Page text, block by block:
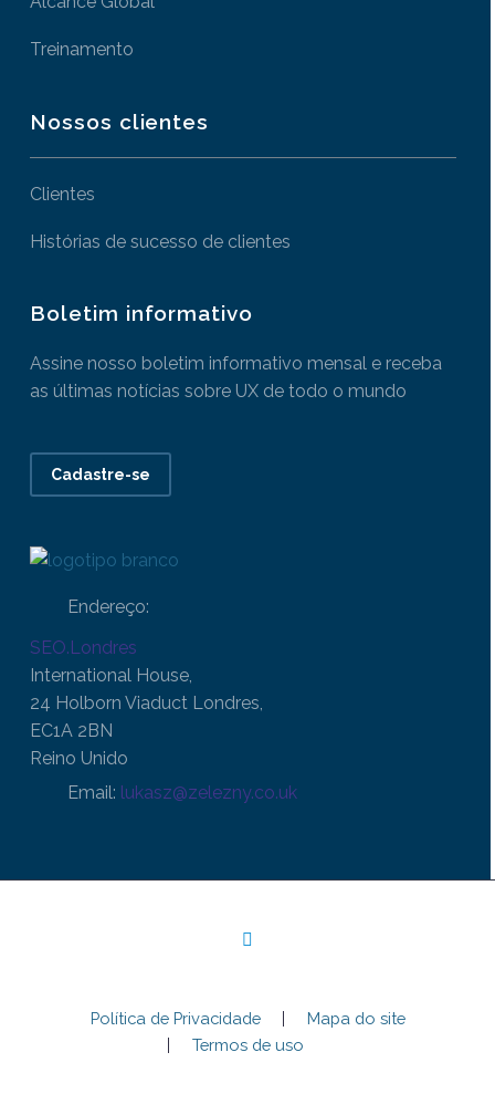
Treinamento
Nossos clientes
Clientes
Histórias de sucesso de clientes
Boletim informativo
Assine nosso boletim informativo mensal e receba
as últimas notícias sobre UX de todo o mundo
Cadastre-se
Endereço:
SEO.Londres
International House,
24 Holborn Viaduct Londres,
EC1A 2BN
Reino Unido
Email: lukasz@zelezny.co.uk
Política de Privacidade
Mapa do site
Termos de uso